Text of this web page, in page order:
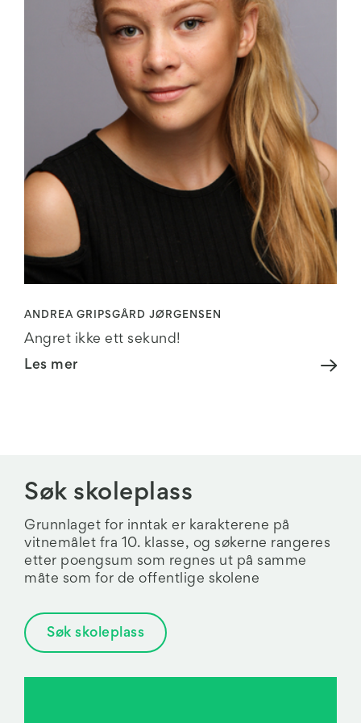
ANDREA GRIPSGÅRD JØRGENSEN
Angret ikke ett sekund!
Les mer
Søk skoleplass
Grunnlaget for inntak er karakterene på
vitnemålet fra 10. klasse, og søkerne rangeres
etter poengsum som regnes ut på samme
måte som for de offentlige skolene
Søk skoleplass